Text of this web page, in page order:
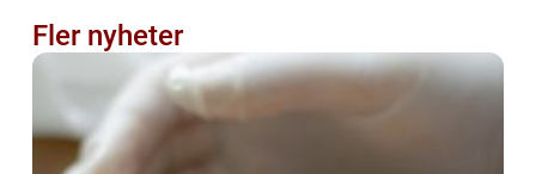
Fler nyheter